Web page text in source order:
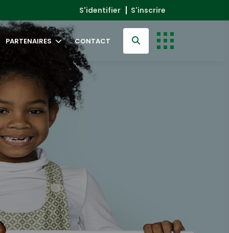
S'identifier S'inscrire
PARTENAIRES CONTACT